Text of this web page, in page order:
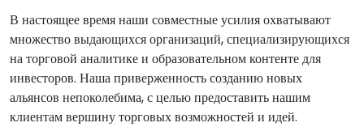
В настоящее время наши совместные усилия охватывают
множество выдающихся организаций, специализирующихся
на торговой аналитике и образовательном контенте для
инвесторов. Наша приверженность созданию новых
альянсов непоколебима, с целью предоставить нашим
клиентам вершину торговых возможностей и идей.